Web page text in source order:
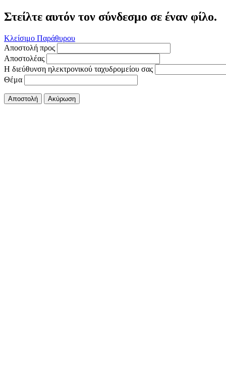
Στείλτε αυτόν τον σύνδεσμο σε έναν φίλο.
Κλείσιμο Παράθυρου
Αποστολή προς
Αποστολέας
Η διεύθυνση ηλεκτρονικού ταχυδρομείου σας
Θέμα
Αποστολή Ακύρωση